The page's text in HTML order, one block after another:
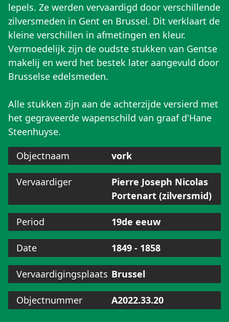
lepels. Ze werden vervaardigd door verschillende
zilversmeden in Gent en Brussel. Dit verklaart de
kleine verschillen in afmetingen en kleur.
Vermoedelijk zijn de oudste stukken van Gentse
makelij en werd het bestek later aangevuld door
Brusselse edelsmeden.
Alle stukken zijn aan de achterzijde versierd met
het gegraveerde wapenschild van graaf d'Hane
Steenhuyse.
Objectnaam
vork
Vervaardiger
Pierre Joseph Nicolas
Portenart (zilversmid)
Period 19de eeuw
Date 1849 - 1858
Vervaardigingsplaats Brussel
Objectnummer A2022.33.20